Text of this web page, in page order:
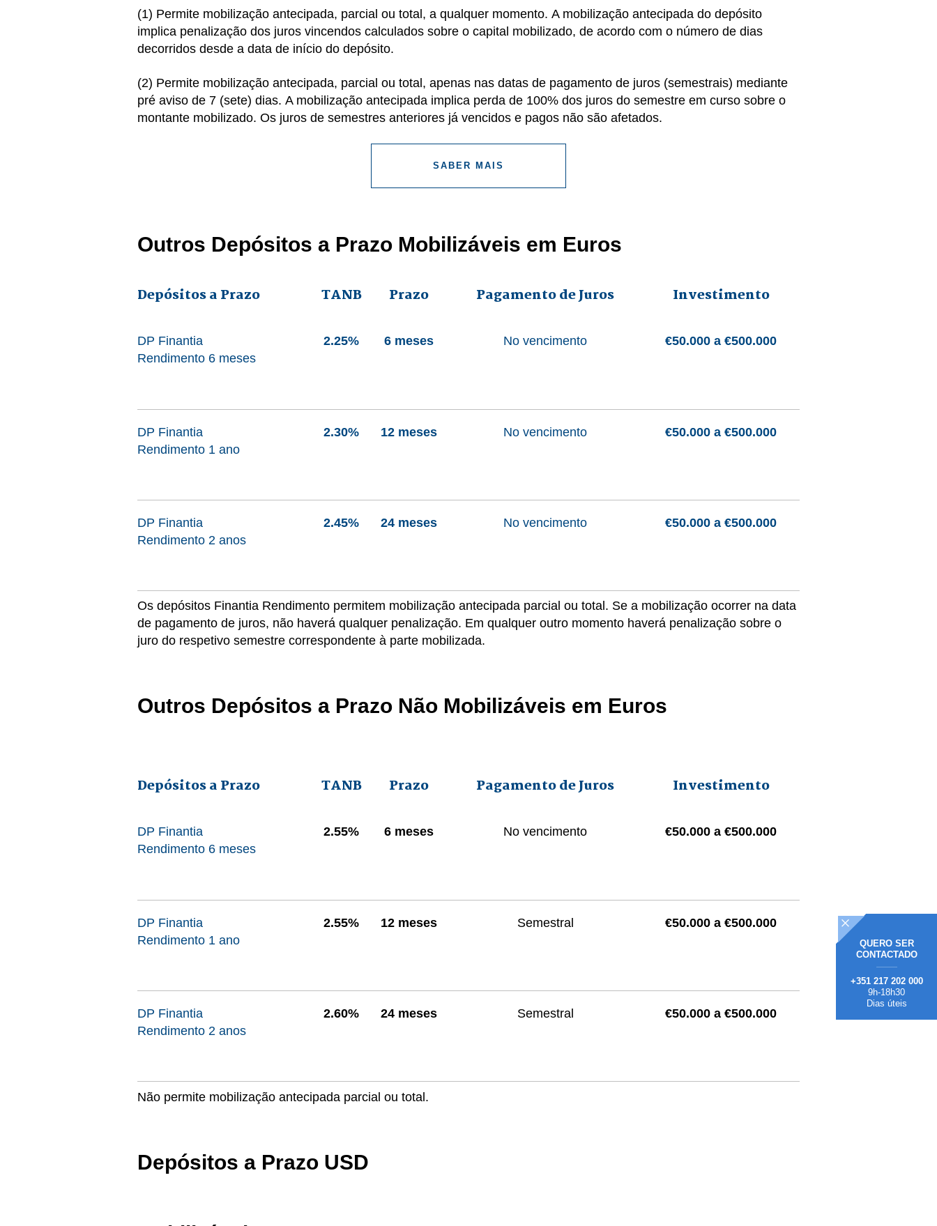
(1) Permite mobilização antecipada, parcial ou total, a qualquer momento. A mobilização antecipada do depósito
implica penalização dos juros vincendos calculados sobre o capital mobilizado, de acordo com o número de dias
decorridos desde a data de início do depósito.
(2) Permite mobilização antecipada, parcial ou total, apenas nas datas de pagamento de juros (semestrais) mediante
pré aviso de 7 (sete) dias. A mobilização antecipada implica perda de 100% dos juros do semestre em curso sobre o
montante mobilizado. Os juros de semestres anteriores já vencidos e pagos não são afetados.
SABER MAIS
Outros Depósitos a Prazo Mobilizáveis em Euros
Depósitos a Prazo TANB Prazo Pagamento de Juros Investimento
DP Finantia
Rendimento 6 meses
2.25% 6 meses No vencimento €50.000 a €500.000
DP Finantia
Rendimento 1 ano
2.30% 12 meses No vencimento €50.000 a €500.000
DP Finantia
Rendimento 2 anos
2.45% 24 meses No vencimento €50.000 a €500.000
Os depósitos Finantia Rendimento permitem mobilização antecipada parcial ou total. Se a mobilização ocorrer na data
de pagamento de juros, não haverá qualquer penalização. Em qualquer outro momento haverá penalização sobre o
juro do respetivo semestre correspondente à parte mobilizada.
Outros Depósitos a Prazo Não Mobilizáveis em Euros
Depósitos a Prazo TANB Prazo Pagamento de Juros Investimento
DP Finantia
Rendimento 6 meses
2.55% 6 meses No vencimento €50.000 a €500.000
DP Finantia
Rendimento 1 ano
2.55% 12 meses Semestral €50.000 a €500.000
DP Finantia
Rendimento 2 anos
2.60% 24 meses Semestral €50.000 a €500.000
Não permite mobilização antecipada parcial ou total.
Depósitos a Prazo USD
QUERO SER
CONTACTADO
+351 217 202 000
9h-18h30
Dias úteis